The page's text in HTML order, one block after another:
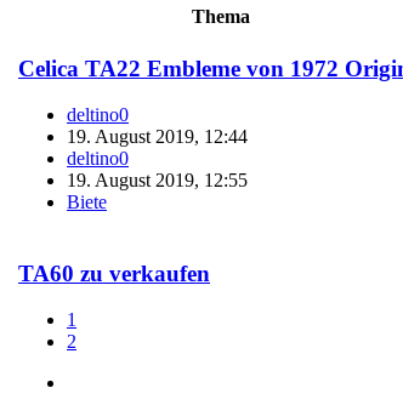
Thema
Celica TA22 Embleme von 1972
deltino0
19. August 2019, 12:44
deltino0
19. August 2019, 12:55
Biete
TA60 zu verkaufen
1
2